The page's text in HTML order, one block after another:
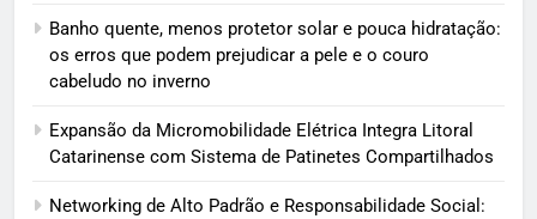
Banho quente, menos protetor solar e pouca hidratação:
os erros que podem prejudicar a pele e o couro
cabeludo no inverno
Expansão da Micromobilidade Elétrica Integra Litoral
Catarinense com Sistema de Patinetes Compartilhados
Networking de Alto Padrão e Responsabilidade Social: